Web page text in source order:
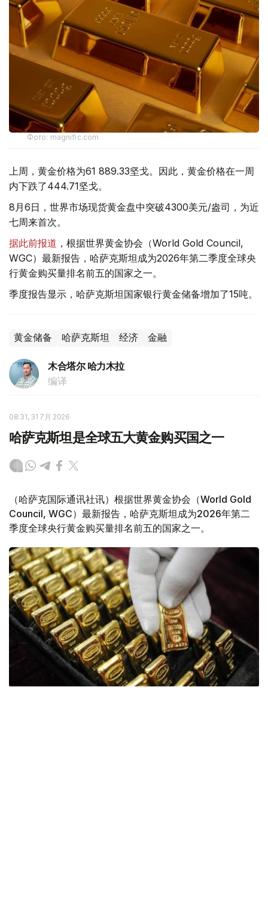
Фото: magnific.com
上周，黄金价格为61 889.33坚戈。因此，黄金价格在一周
内下跌了444.71坚戈。
8月6日，世界市场现货黄金盘中突破4300美元/盎司，为近
七周来首次。
据此前报道 ，根据世界黄金协会（World Gold Council,
WGC）最新报告，哈萨克斯坦成为2026年第二季度全球央
行黄金购买量排名前五的国家之一。
季度报告显示，哈萨克斯坦国家银行黄金储备增加了15吨。
黄金储备 哈萨克斯坦 经济 金融
木合塔尔 哈力木拉
编译
08:31, 31 7月 2026
哈萨克斯坦是全球五大黄金购买国之一
（哈萨克国际通讯社讯）根据世界黄金协会（World Gold
Council, WGC）最新报告，哈萨克斯坦成为2026年第二
季度全球央行黄金购买量排名前五的国家之一。